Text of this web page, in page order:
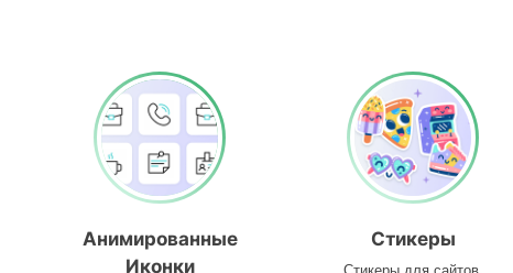
Анимированные
Иконки
Стикеры